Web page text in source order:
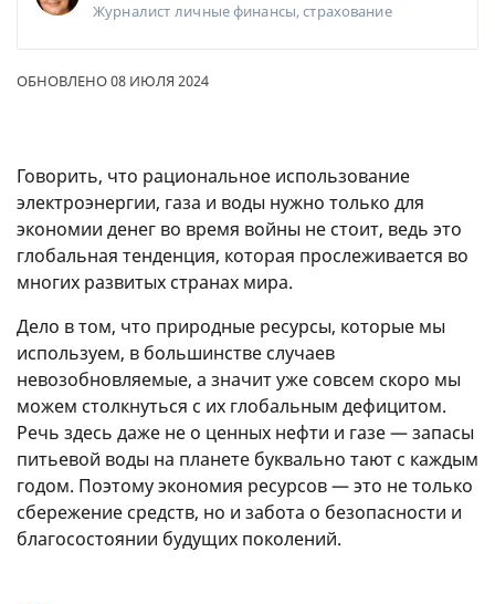
Журналист личные финансы, страхование
ОБНОВЛЕНО 08 ИЮЛЯ 2024
Говорить, что рациональное использование
электроэнергии, газа и воды нужно только для
экономии денег во время войны не стоит, ведь это
глобальная тенденция, которая прослеживается во
многих развитых странах мира.
Дело в том, что природные ресурсы, которые мы
используем, в большинстве случаев
невозобновляемые, а значит уже совсем скоро мы
можем столкнуться с их глобальным дефицитом.
Речь здесь даже не о ценных нефти и газе — запасы
питьевой воды на планете буквально тают с каждым
годом. Поэтому экономия ресурсов — это не только
сбережение средств, но и забота о безопасности и
благосостоянии будущих поколений.